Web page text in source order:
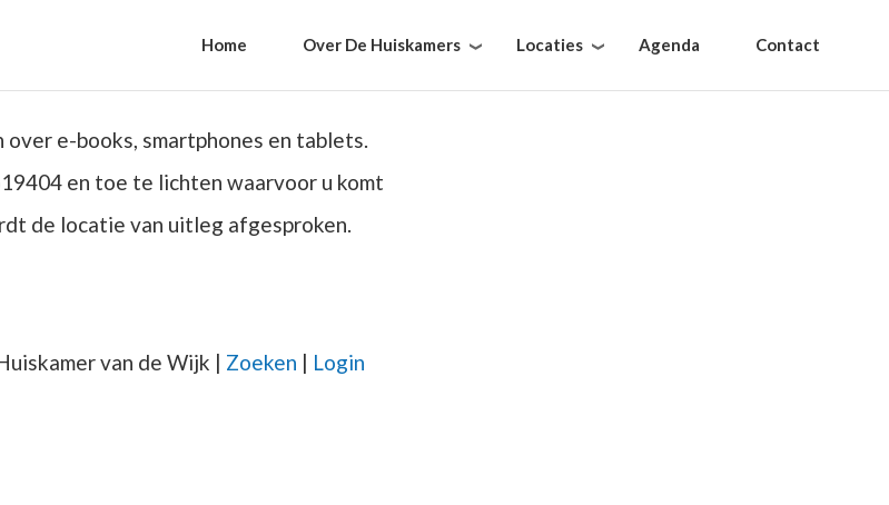
Home Over De Huiskamers Locaties Agenda Contact
e-books, smartphones en tablets.
en toe te lichten waarvoor u komt
de locatie van uitleg afgesproken.
van de Wijk | Zoeken | Login